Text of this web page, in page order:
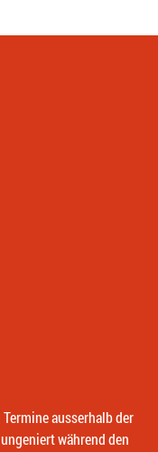
ausserhalb der
während den